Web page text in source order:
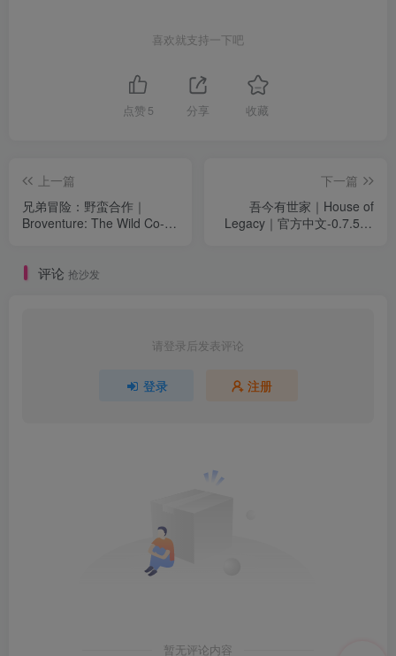
喜欢就支持一下吧
点赞 5 分享 收藏
上一篇
兄弟冒险：野蛮合作｜
Broventure: The Wild Co-op
下一篇
吾今有世家｜House of
Legacy｜官方中文-0.7.561
评论 抢沙发
请登录后发表评论
登录 注册
暂无评论内容